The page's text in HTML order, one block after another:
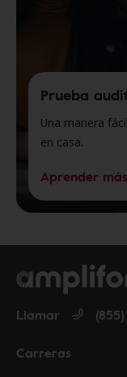
Prueba
Una manera
en casa.
Aprender más
Carreras
Llamar